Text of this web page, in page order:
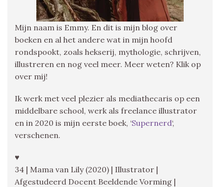
Mijn naam is Emmy. En dit is mijn blog over
boeken en al het andere wat in mijn hoofd
rondspookt, zoals hekserij, mythologie, schrijven,
illustreren en nog veel meer. Meer weten? Klik op
over mij!
Ik werk met veel plezier als mediathecaris op een
middelbare school, werk als freelance illustrator
en in 2020 is mijn eerste boek, ‘Supernerd‘,
verschenen.
♥
34 | Mama van Lily (2020) | Illustrator |
Afgestudeerd Docent Beeldende Vorming |